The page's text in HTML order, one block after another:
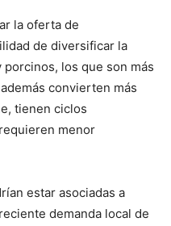
la oferta de
de diversificar la
los que son más
convierten más
tienen ciclos
menor
estar asociadas a
demanda local de